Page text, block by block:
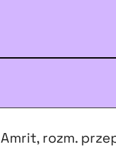
Amrit, rozm.